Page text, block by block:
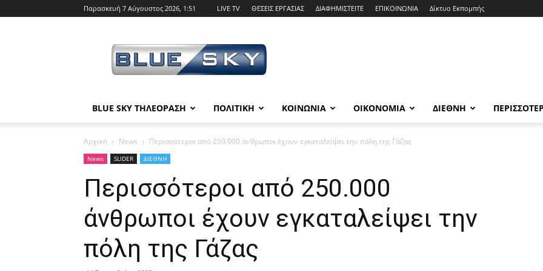
Παρασκευή 7 Αύγουστος 2026, 1:51 LIVE TV ΘΕΣΕΙΣ ΕΡΓΑΣΙΑΣ ΔΙΑΦΗΜΙΣΤΕΙΤΕ ΕΠΙΚΟΙΝΩΝΙΑ Δίκτυο Εκπομπής
SKY
BLUE SKY ΤΗΛΕΟΡΑΣΗ ΠΟΛΙΤΙΚΗ ΚΟΙΝΩΝΙΑ ΟΙΚΟΝΟΜΙΑ ΔΙΕΘΝΗ
Αρχική News Περισσότεροι από 250.000 άνθρωποι έχουν εγκαταλείψει την πόλη της Γάζας
News SLIDER ΔΙΕΘΝΗ
Περισσότεροι από 250.000
άνθρωποι έχουν εγκαταλείψει την
πόλη της Γάζας